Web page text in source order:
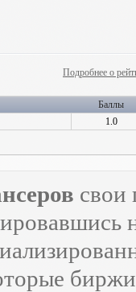
Подробнее о
Баллы
1.0
свои